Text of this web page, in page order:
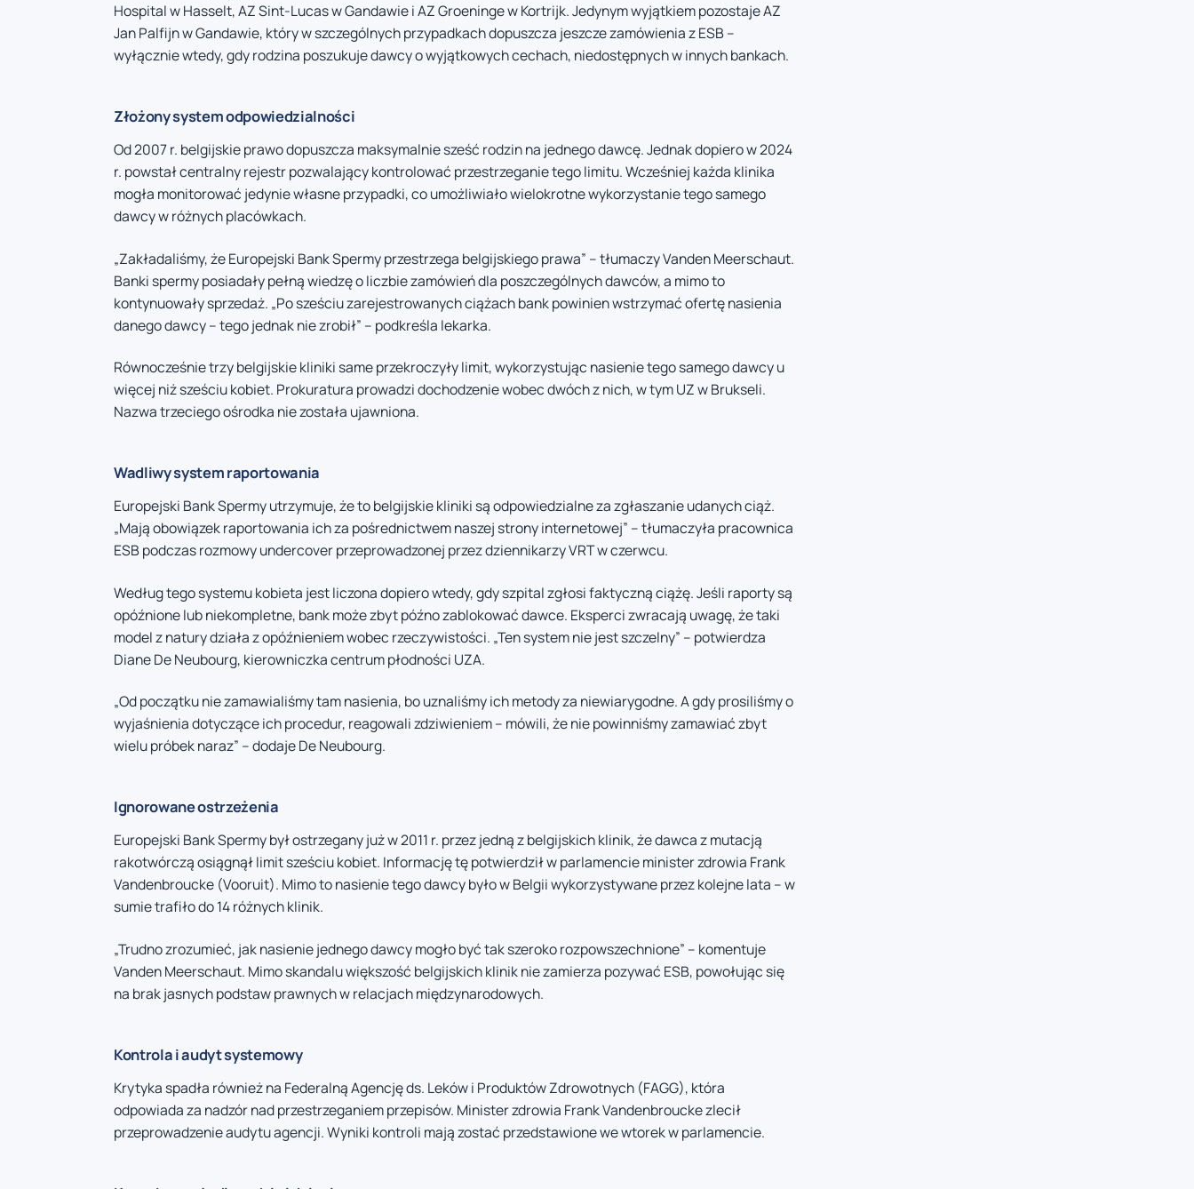
Hospital w Hasselt, AZ Sint-Lucas w Gandawie i AZ Groeninge w Kortrijk. Jedynym wyjątkiem pozostaje AZ
Jan Palfijn w Gandawie, który w szczególnych przypadkach dopuszcza jeszcze zamówienia z ESB –
wyłącznie wtedy, gdy rodzina poszukuje dawcy o wyjątkowych cechach, niedostępnych w innych bankach.
Złożony system odpowiedzialności
Od 2007 r. belgijskie prawo dopuszcza maksymalnie sześć rodzin na jednego dawcę. Jednak dopiero w 2024
r. powstał centralny rejestr pozwalający kontrolować przestrzeganie tego limitu. Wcześniej każda klinika
mogła monitorować jedynie własne przypadki, co umożliwiało wielokrotne wykorzystanie tego samego
dawcy w różnych placówkach.
„Zakładaliśmy, że Europejski Bank Spermy przestrzega belgijskiego prawa” – tłumaczy Vanden Meerschaut.
Banki spermy posiadały pełną wiedzę o liczbie zamówień dla poszczególnych dawców, a mimo to
kontynuowały sprzedaż. „Po sześciu zarejestrowanych ciążach bank powinien wstrzymać ofertę nasienia
danego dawcy – tego jednak nie zrobił” – podkreśla lekarka.
Równocześnie trzy belgijskie kliniki same przekroczyły limit, wykorzystując nasienie tego samego dawcy u
więcej niż sześciu kobiet. Prokuratura prowadzi dochodzenie wobec dwóch z nich, w tym UZ w Brukseli.
Nazwa trzeciego ośrodka nie została ujawniona.
Wadliwy system raportowania
Europejski Bank Spermy utrzymuje, że to belgijskie kliniki są odpowiedzialne za zgłaszanie udanych ciąż.
„Mają obowiązek raportowania ich za pośrednictwem naszej strony internetowej” – tłumaczyła pracownica
ESB podczas rozmowy undercover przeprowadzonej przez dziennikarzy VRT w czerwcu.
Według tego systemu kobieta jest liczona dopiero wtedy, gdy szpital zgłosi faktyczną ciążę. Jeśli raporty są
opóźnione lub niekompletne, bank może zbyt późno zablokować dawce. Eksperci zwracają uwagę, że taki
model z natury działa z opóźnieniem wobec rzeczywistości. „Ten system nie jest szczelny” – potwierdza
Diane De Neubourg, kierowniczka centrum płodności UZA.
„Od początku nie zamawialiśmy tam nasienia, bo uznaliśmy ich metody za niewiarygodne. A gdy prosiliśmy o
wyjaśnienia dotyczące ich procedur, reagowali zdziwieniem – mówili, że nie powinniśmy zamawiać zbyt
wielu próbek naraz” – dodaje De Neubourg.
Ignorowane ostrzeżenia
Europejski Bank Spermy był ostrzegany już w 2011 r. przez jedną z belgijskich klinik, że dawca z mutacją
rakotwórczą osiągnął limit sześciu kobiet. Informację tę potwierdził w parlamencie minister zdrowia Frank
Vandenbroucke (Vooruit). Mimo to nasienie tego dawcy było w Belgii wykorzystywane przez kolejne lata – w
sumie trafiło do 14 różnych klinik.
„Trudno zrozumieć, jak nasienie jednego dawcy mogło być tak szeroko rozpowszechnione” – komentuje
Vanden Meerschaut. Mimo skandalu większość belgijskich klinik nie zamierza pozywać ESB, powołując się
na brak jasnych podstaw prawnych w relacjach międzynarodowych.
Kontrola i audyt systemowy
Krytyka spadła również na Federalną Agencję ds. Leków i Produktów Zdrowotnych (FAGG), która
odpowiada za nadzór nad przestrzeganiem przepisów. Minister zdrowia Frank Vandenbroucke zlecił
przeprowadzenie audytu agencji. Wyniki kontroli mają zostać przedstawione we wtorek w parlamencie.